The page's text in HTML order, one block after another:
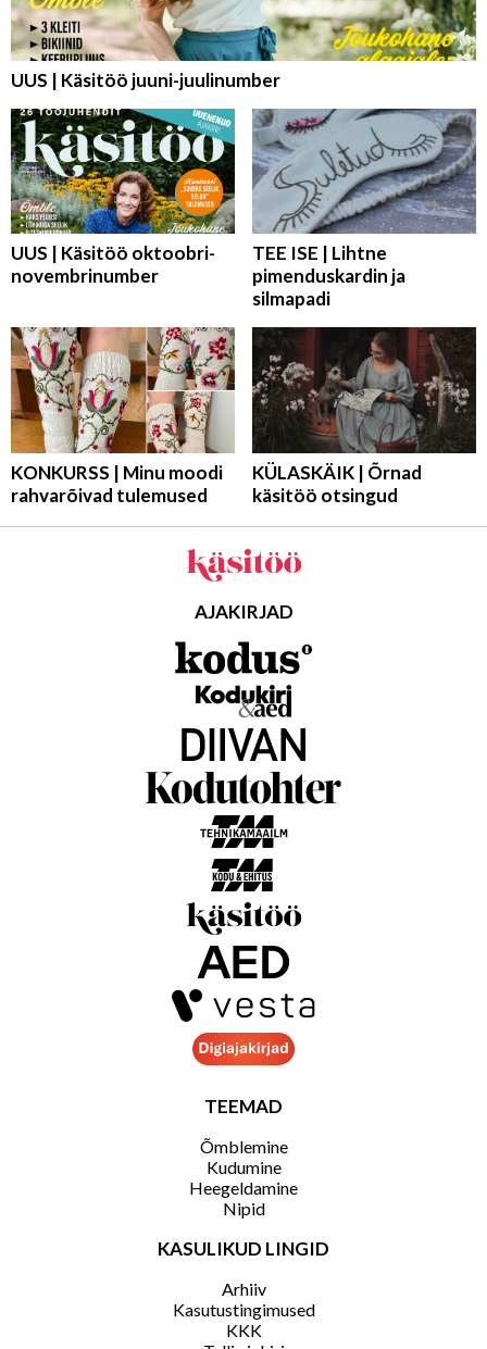
UUS | Käsitöö juuni-juulinumber
UUS | Käsitöö oktoobri-
novembrinumber
TEE ISE | Lihtne
pimenduskardin ja
silmapadi
KONKURSS | Minu moodi
rahvarõivad tulemused
KÜLASKÄIK | Õrnad
käsitöö otsingud
AJAKIRJAD
TEEMAD
Õmblemine
Kudumine
Heegeldamine
Nipid
KASULIKUD LINGID
Arhiiv
Kasutustingimused
KKK